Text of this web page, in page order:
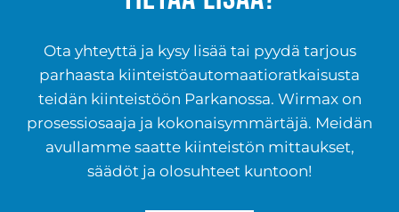
Ota yhteyttä ja kysy lisää tai pyydä tarjous
parhaasta kiinteistöautomaatioratkaisusta
teidän kiinteistöön Parkanossa. Wirmax on
prosessiosaaja ja kokonaisymmärtäjä. Meidän
avullamme saatte kiinteistön mittaukset,
säädöt ja olosuhteet kuntoon!